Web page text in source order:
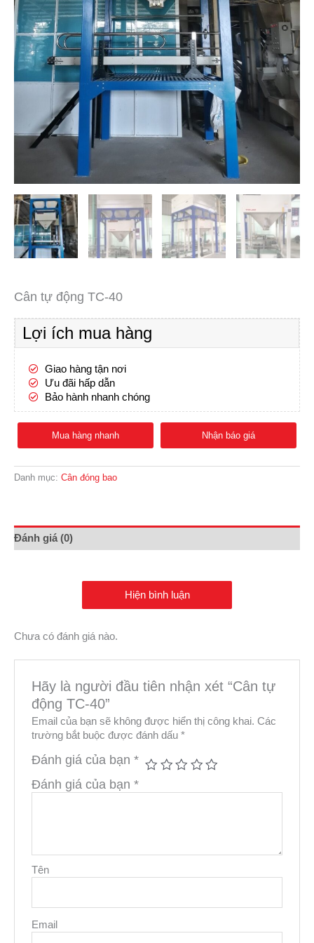
Cân tự động TC-40
Lợi ích mua hàng
Giao hàng tận nơi
Ưu đãi hấp dẫn
Bảo hành nhanh chóng
Mua hàng nhanh Nhận báo giá
Danh mục: Cân đóng bao
Đánh giá (0)
Hiện bình luận
Chưa có đánh giá nào.
Hãy là người đầu tiên nhận xét “Cân tự
động TC-40”
Email của bạn sẽ không được hiển thị công khai. Các
trường bắt buộc được đánh dấu*
Đánh giá của bạn*
Đánh giá của bạn*
Tên
Email